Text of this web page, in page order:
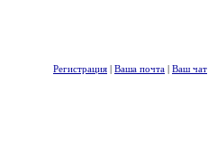
Регистрация | Ваша почта | Ваш чат